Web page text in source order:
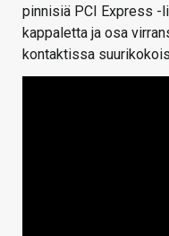
pinnisiä PCI Express
kappaletta ja osa
kontaktissa